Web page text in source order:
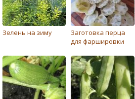
Зелень на зиму
Заготовка перца
для фаршировки